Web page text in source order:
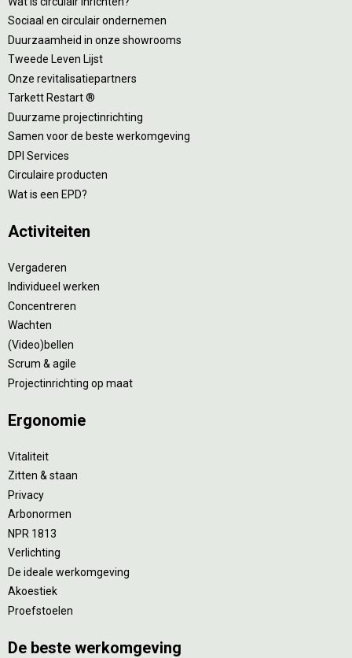
Sociaal en circulair ondernemen
Duurzaamheid in onze showrooms
Tweede Leven Lijst
Onze revitalisatiepartners
Tarkett Restart ®
Duurzame projectinrichting
Samen voor de beste werkomgeving
DPI Services
Circulaire producten
Wat is een EPD?
Activiteiten
Vergaderen
Individueel werken
Concentreren
Wachten
(Video)bellen
Scrum & agile
Projectinrichting op maat
Ergonomie
Vitaliteit
Zitten & staan
Privacy
Arbonormen
NPR 1813
Verlichting
De ideale werkomgeving
Akoestiek
Proefstoelen
De beste werkomgeving